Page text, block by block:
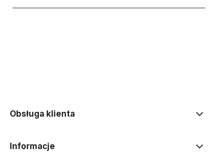
Obsługa klienta
Informacje